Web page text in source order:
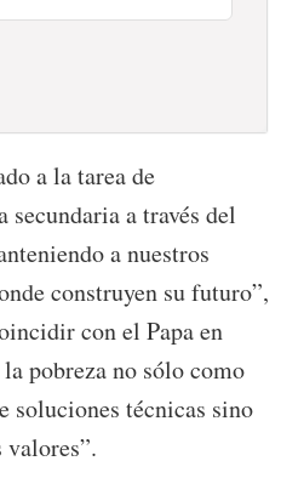
a la tarea de
secundaria a través del
a nuestros
construyen su futuro”,
con el Papa en
pobreza no sólo como
soluciones técnicas sino